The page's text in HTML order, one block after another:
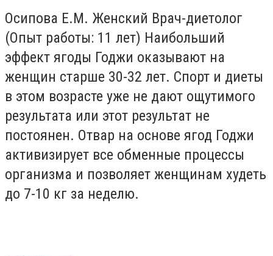
Осипова Е.М. Женский Врач-диетолог
(Опыт работы: 11 лет) Наибольший
эффект ягоды Годжи оказывают на
женщин старше 30-32 лет. Спорт и диеты
в этом возрасте уже не дают ощутимого
результата или этот результат не
постоянен. Отвар на основе ягод Годжи
активизирует все обменные процессы
организма и позволяет женщинам худеть
до 7-10 кг за неделю.